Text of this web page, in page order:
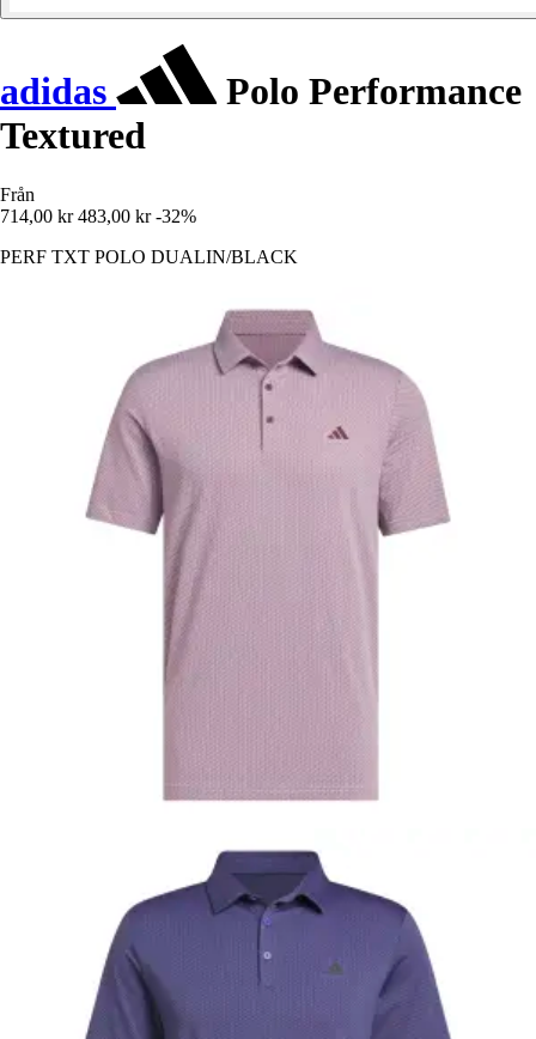
adidas
Polo Performance
Textured
Från
714,00 kr 483,00 kr -32%
PERF TXT POLO DUALIN/BLACK